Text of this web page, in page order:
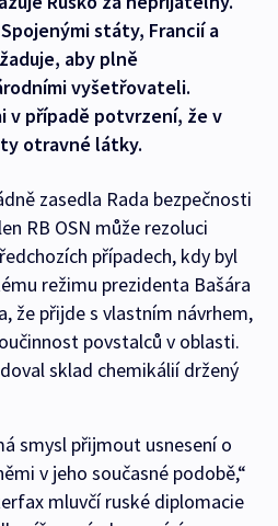
státy, Francií a
aby plně
vyšetřovateli.
v případě potvrzení, že v
otravné látky.
zasedla Rada bezpečnosti
RB OSN může rezoluci
případech, kdy byl
režimu prezidenta Bašára
že přijde s vlastním návrhem,
povstalců v oblasti.
sklad chemikálií držený
smysl přijmout usnesení o
v jeho současné podobě,“
mluvčí ruské diplomacie